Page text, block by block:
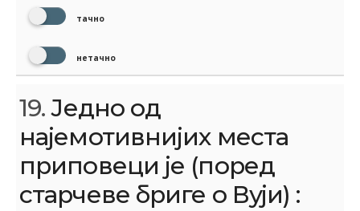
тачно
нетачно
19.Једно од
најемотивнијих места
приповеци је (поред
старчеве бриге о Вуји) :